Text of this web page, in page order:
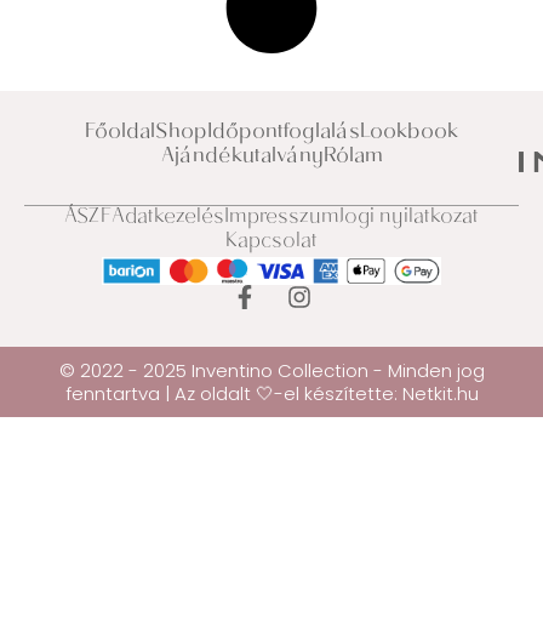
FőoldalShopIdőpontfoglalásLookbook
AjándékutalványRólam
ÁSZFAdatkezelésImpresszumJogi nyilatkozat
Kapcsolat
© 2022 - 2025 Inventino Collection - Minden jog
fenntartva | Az oldalt 🤍-el készítette: Netkit.hu